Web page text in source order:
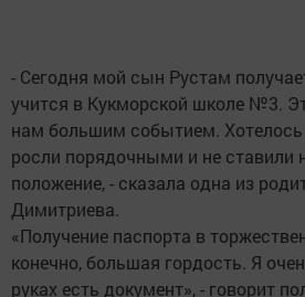
- Сегодня мой сын Рустам
учится в Кукморской школе №3.
нам большим событием.
росли порядочными и не ставили
положение, - сказала одна из
Димитриева.
«Получение паспорта в
конечно, большая гордость. Я
руках есть документ», - говорит